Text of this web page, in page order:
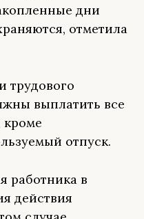
дни
отметила
трудового
выплатить все
кроме
отпуск.
работника в
действия